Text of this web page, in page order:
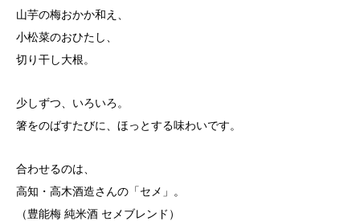
山芋の梅おかか和え、
小松菜のおひたし、
切り干し大根。
少しずつ、いろいろ。
箸をのばすたびに、ほっとする味わいです。
合わせるのは、
高知・高木酒造さんの「セメ」。
（豊能梅 純米酒 セメブレンド）